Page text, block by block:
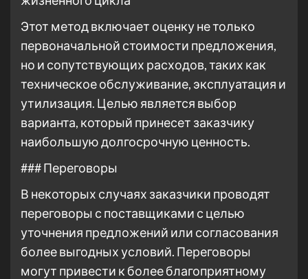
Этот метод включает оценку не только
первоначальной стоимости предложения,
но и сопутствующих расходов, таких как
техническое обслуживание, эксплуатация и
утилизация. Целью является выбор
варианта, который принесет заказчику
наибольшую долгосрочную ценность.
### Переговоры
В некоторых случаях заказчики проводят
переговоры с поставщиками с целью
уточнения предложений или согласования
более выгодных условий. Переговоры
могут привести к более благоприятному